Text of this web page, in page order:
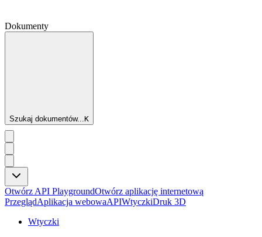
Dokumenty
Szukaj dokumentów...K
Otwórz API PlaygroundOtwórz aplikację internetową
PrzeglądAplikacja webowaAPIWtyczkiDruk 3D
Wtyczki